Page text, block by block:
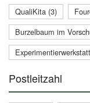
QualiKita (3)
Burzelbaum im
Postleitzahl